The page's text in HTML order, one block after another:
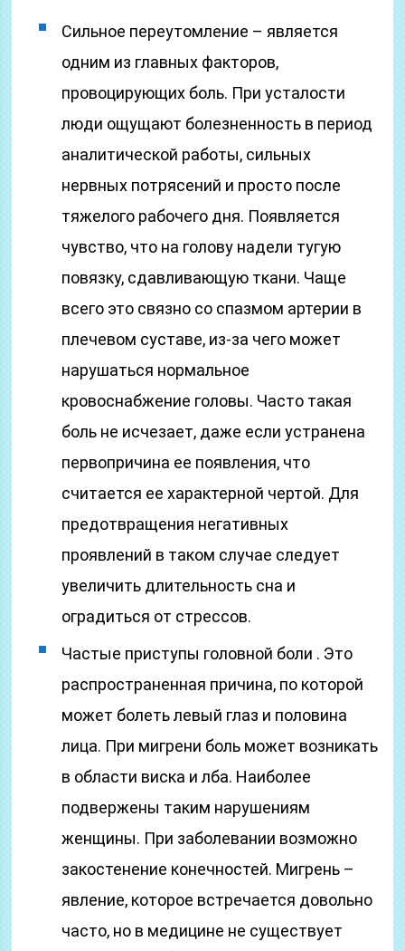
Сильное переутомление – является
одним из главных факторов,
провоцирующих боль. При усталости
люди ощущают болезненность в период
аналитической работы, сильных
нервных потрясений и просто после
тяжелого рабочего дня. Появляется
чувство, что на голову надели тугую
повязку, сдавливающую ткани. Чаще
всего это связно со спазмом артерии в
плечевом суставе, из-за чего может
нарушаться нормальное
кровоснабжение головы. Часто такая
боль не исчезает, даже если устранена
первопричина ее появления, что
считается ее характерной чертой. Для
предотвращения негативных
проявлений в таком случае следует
увеличить длительность сна и
оградиться от стрессов.
Частые приступы головной боли . Это
распространенная причина, по которой
может болеть левый глаз и половина
лица. При мигрени боль может возникать
в области виска и лба. Наиболее
подвержены таким нарушениям
женщины. При заболевании возможно
закостенение конечностей. Мигрень –
явление, которое встречается довольно
часто, но в медицине не существует